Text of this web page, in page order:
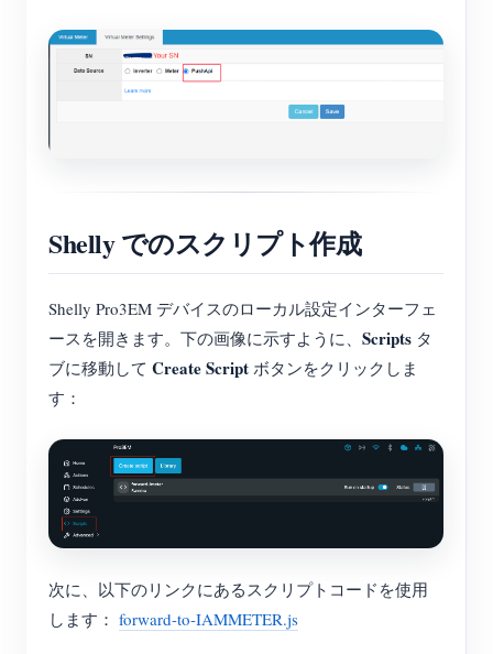
サイトを探す
PVランキング
Shelly でのスクリプト作成
Shelly Pro3EM デバイスのローカル設定インターフェ
ースを開きます。下の画像に示すように、 Scripts タ
ブに移動して Create Script ボタンをクリックしま
す：
次に、以下のリンクにあるスクリプトコードを使用
します： forward-to-IAMMETER.js